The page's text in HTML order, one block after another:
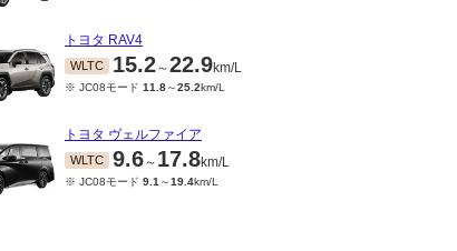
トヨタ RAV4
WLTC 15.2～22.9km/L
※ JC08モード 11.8～25.2km/L
トヨタ ヴェルファイア
WLTC 9.6～ 17.8km/L
※ JC08モード 9.1 ～19.4km/L